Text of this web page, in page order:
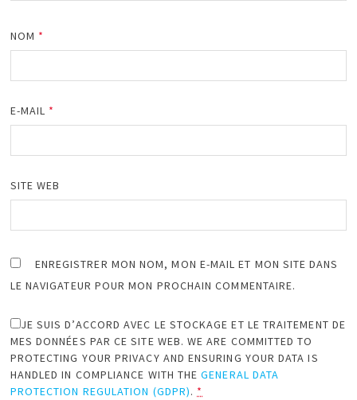
NOM *
E-MAIL *
SITE WEB
ENREGISTRER MON NOM, MON E-MAIL ET MON SITE DANS
LE NAVIGATEUR POUR MON PROCHAIN COMMENTAIRE.
JE SUIS D’ACCORD AVEC LE STOCKAGE ET LE TRAITEMENT DE
MES DONNÉES PAR CE SITE WEB. WE ARE COMMITTED TO
PROTECTING YOUR PRIVACY AND ENSURING YOUR DATA IS
HANDLED IN COMPLIANCE WITH THEGENERAL DATA
PROTECTION REGULATION (GDPR). *